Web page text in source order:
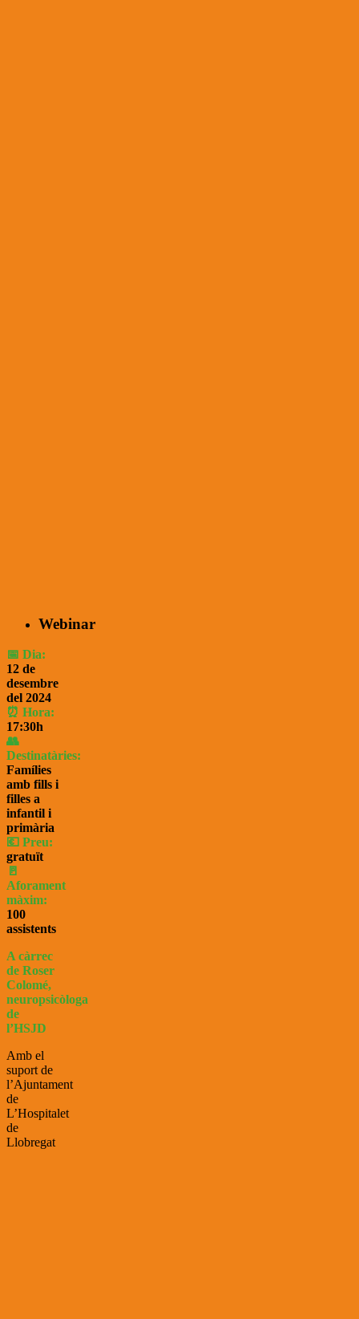
Webinar
📅 Dia:
12 de
desembre
del 2024
⏰ Hora:
17:30h
👥
Destinatàries:
Famílies
amb fills i
filles a
infantil i
primària
💶 Preu:
gratuït
🚪
Aforament
màxim:
100
assistents
A càrrec
de Roser
Colomé,
neuropsicòloga
de
l’HSJD
Amb el
suport de
l’Ajuntament
de
L’Hospitalet
de
Llobregat